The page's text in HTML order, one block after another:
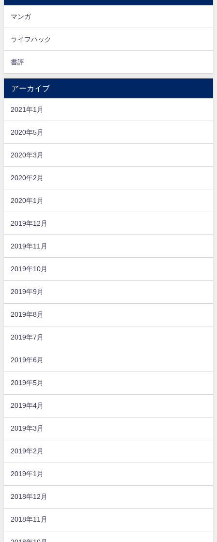
マンガ
ライフハック
書評
アーカイブ
2021年1月
2020年5月
2020年3月
2020年2月
2020年1月
2019年12月
2019年11月
2019年10月
2019年9月
2019年8月
2019年7月
2019年6月
2019年5月
2019年4月
2019年3月
2019年2月
2019年1月
2018年12月
2018年11月